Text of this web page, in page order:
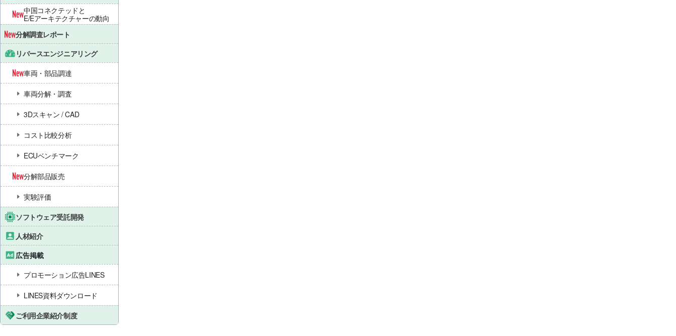
中国コネクテッドと
E/Eアーキテクチャーの動向
分解調査レポート
リバースエンジニアリング
車両・部品調達
車両分解・調査
3Dスキャン / CAD
コスト比較分析
ECUベンチマーク
分解部品販売
実験評価
ソフトウェア受託開発
人材紹介
広告掲載
プロモーション広告LINES
LINES資料ダウンロード
ご利用企業紹介制度